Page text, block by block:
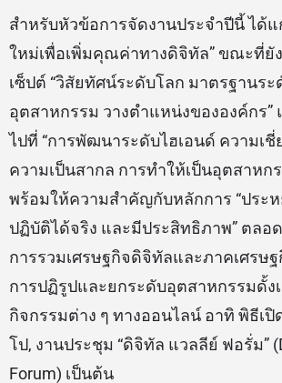
สำหรับหัวข้อการจัดงานประจำปีนี้ ได้แ
ใหม่เพื่อเพิ่มคุณค่าทางดิจิทัล” ขณะที่ยั
เซ็ปต์ “วิสัยทัศน์ระดับโลก มาตรฐานร
อุตสาหกรรม วางตำแหน่งขององค์กร”
ไปที่ “การพัฒนาระดับไฮเอนด์ ความเ
ความเป็นสากล การทำให้เป็นอุตสาหก
พร้อมให้ความสำคัญกับหลักการ “ประห
ปฏิบัติได้จริง และมีประสิทธิภาพ” ตลอ
การรวมเศรษฐกิจดิจิทัลและภาคเศรษ
การปฏิรูปและยกระดับอุตสาหกรรมดั้ง
กิจกรรมต่าง ๆ ทางออนไลน์ อาทิ พิธีเ
โป, งานประชุม “ดิจิทัล แวลลีย์ ฟอรั่ม”
Forum) เป็นต้น